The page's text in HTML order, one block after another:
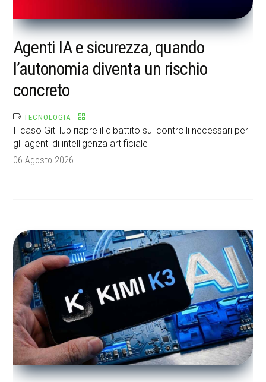
Agenti IA e sicurezza, quando
l’autonomia diventa un rischio
concreto
TECNOLOGIA |
Il caso GitHub riapre il dibattito sui controlli necessari per
gli agenti di intelligenza artificiale
06 Agosto 2026